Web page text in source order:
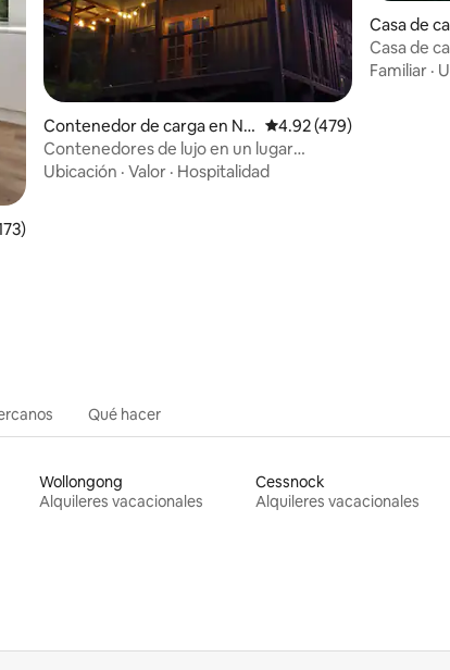
promedio: 4.91 de 5; 173 evaluaciones
Contenedor de carga en Na
mbucca Heads
Calificación promedio:
4.92 (479)
Contenedores de lujo en un lugar
tranquilo en el bosque
Ubicación · Valor · Hospitalidad
Casa de
Casa de
Familiar ·
Qué hacer
Wollongong
Alquileres vacacionales
Cessnock
Alquileres vacacionales